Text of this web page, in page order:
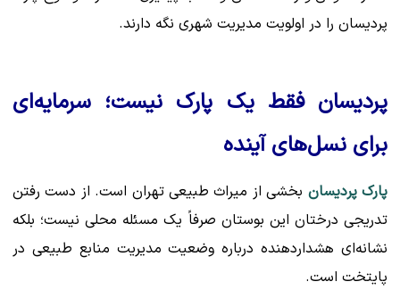
پردیسان را در اولویت مدیریت شهری نگه دارند.
پردیسان فقط یک پارک نیست؛ سرمایه‌ای
برای نسل‌های آینده
پارک پردیسان بخشی از میراث طبیعی تهران است. از دست رفتن
تدریجی درختان این بوستان صرفاً یک مسئله محلی نیست؛ بلکه
نشانه‌ای هشداردهنده درباره وضعیت مدیریت منابع طبیعی در
پایتخت است.